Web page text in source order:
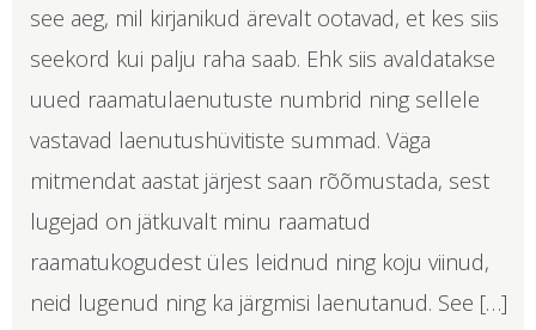
see aeg, mil kirjanikud ärevalt ootavad, et kes siis
seekord kui palju raha saab. Ehk siis avaldatakse
uued raamatulaenutuste numbrid ning sellele
vastavad laenutushüvitiste summad. Väga
mitmendat aastat järjest saan rõõmustada, sest
lugejad on jätkuvalt minu raamatud
raamatukogudest üles leidnud ning koju viinud,
neid lugenud ning ka järgmisi laenutanud. See […]